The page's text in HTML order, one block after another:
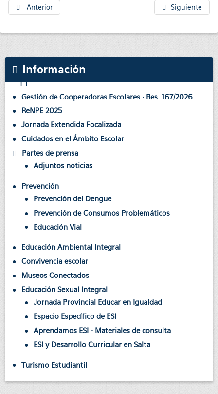
Anterior Siguiente
Información
Gestión de Cooperadoras Escolares · Res. 167/2026
ReNPE 2025
Jornada Extendida Focalizada
Cuidados en el Ámbito Escolar
Partes de prensa
Adjuntos noticias
Prevención
Prevención del Dengue
Prevención de Consumos Problemáticos
Educación Vial
Educación Ambiental Integral
Convivencia escolar
Museos Conectados
Educación Sexual Integral
Jornada Provincial Educar en Igualdad
Espacio Específico de ESI
Aprendamos ESI - Materiales de consulta
ESI y Desarrollo Curricular en Salta
Turismo Estudiantil